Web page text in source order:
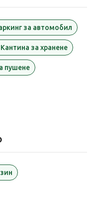
за автомобил
за хранене
пушене